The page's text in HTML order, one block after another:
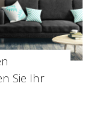
Sie Ihr